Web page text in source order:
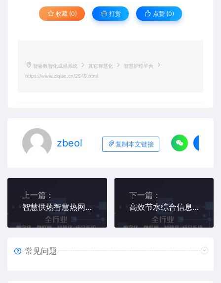
收藏 (0) 打赏 点赞 (0)
智桥数智化成品系统 其它智慧化
智慧护理平台
https://www.ziqiao.cn/2549.html
zbeol 复制本文链接
上一篇：
智慧供热智慧热网一体化平台
下一篇：
高效节水综合信息化系统
常见问题